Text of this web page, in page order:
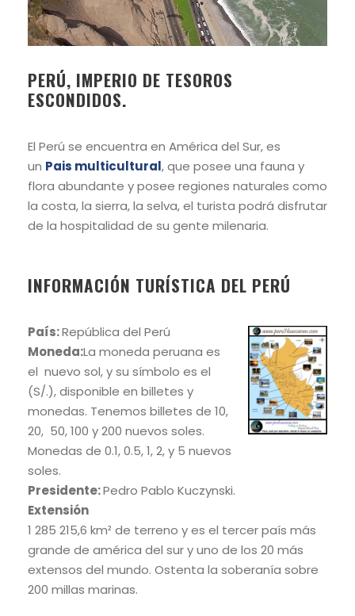
PERÚ, IMPERIO DE TESOROS
ESCONDIDOS.
El Perú se encuentra en América del Sur, es
un Pais multicultural, que posee una fauna y
flora abundante y posee regiones naturales como
la costa, la sierra, la selva, el turista podrá disfrutar
de la hospitalidad de su gente milenaria.
INFORMACIÓN TURÍSTICA DEL PERÚ
País:República del Perú
Moneda:La moneda peruana es
el nuevo sol, y su símbolo es el
(S/.), disponible en billetes y
monedas. Tenemos billetes de 10,
20, 50, 100 y 200 nuevos soles.
Monedas de 0.1, 0.5, 1, 2, y 5 nuevos
soles.
Presidente:Pedro Pablo Kuczynski.
Extensión
1 285 215,6 km² de terreno y es el tercer país más
grande de américa del sur y uno de los 20 más
extensos del mundo. Ostenta la soberanía sobre
200 millas marinas.